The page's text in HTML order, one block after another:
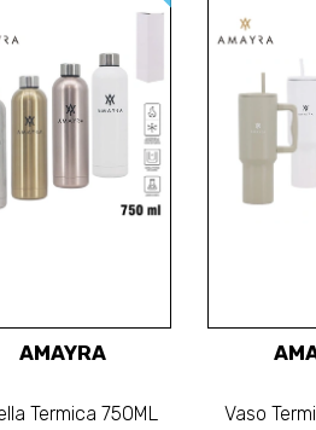
AMAYRA
Termica 750ML
Vaso